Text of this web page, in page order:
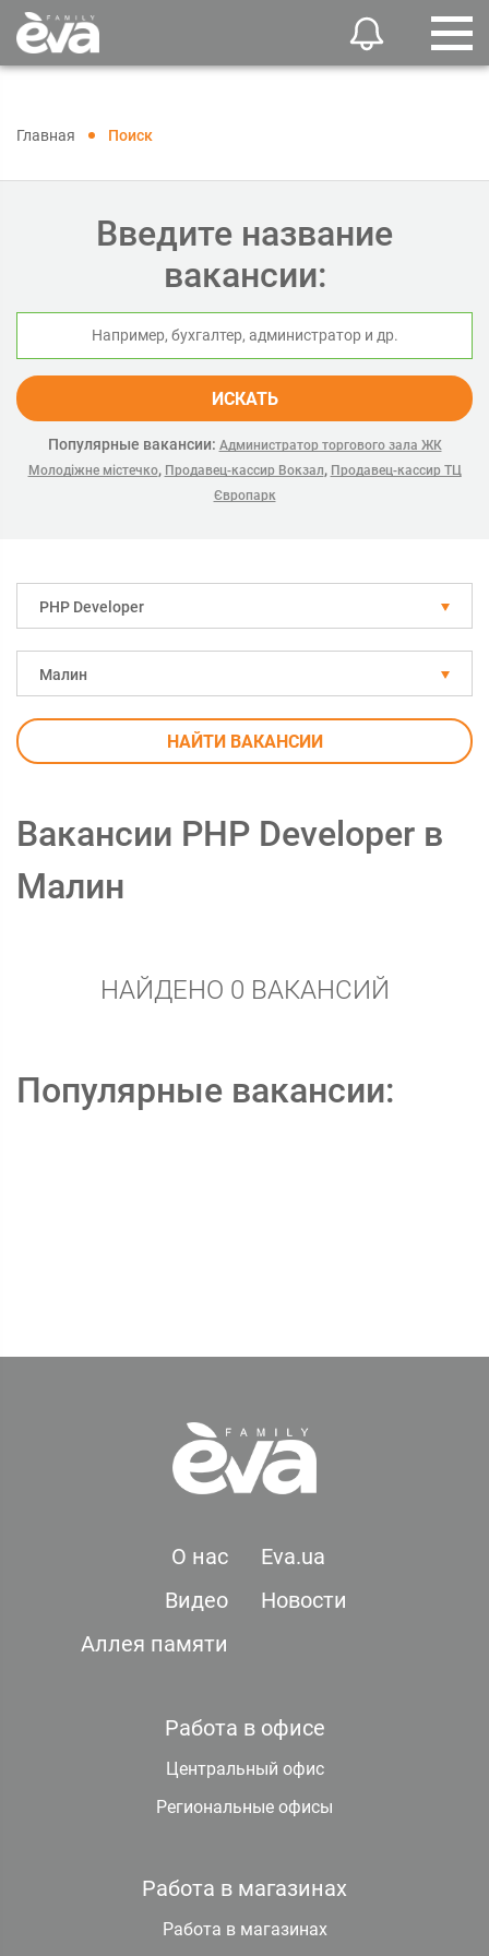
Главная Поиск
Введите название
вакансии:
ИСКАТЬ
Популярные вакансии: Администратор торгового зала ЖК
Молодіжне містечко, Продавец-кассир Вокзал, Продавец-кассир ТЦ
Європарк
PHP Developer
Малин
НАЙТИ ВАКАНСИИ
Вакансии PHP Developer в
Малин
НАЙДЕНО 0 ВАКАНСИЙ
Популярные вакансии:
О нас
Eva.ua
Видео
Новости
Аллея памяти
Работа в офисе
Центральный офис
Региональные офисы
Работа в магазинах
Работа в магазинах